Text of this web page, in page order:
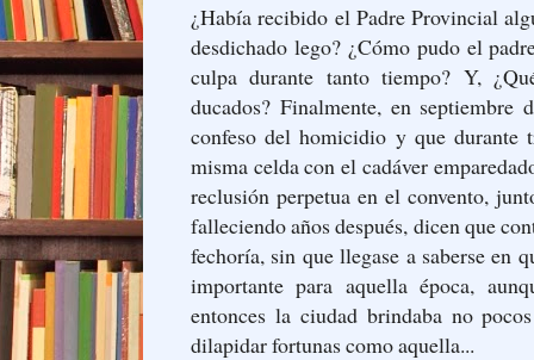
¿Había recibido el Padre Provincial
desdichado lego? ¿Cómo pudo el
culpa durante tanto tiempo? Y,
ducados? Finalmente, en
confeso del homicidio y que durante
misma celda con el cadáver
reclusión perpetua en el convento,
falleciendo años después, dicen que
fechoría, sin que llegase a saberse en
importante para aquella época,
entonces la ciudad brindaba no
dilapidar fortunas como aquella...